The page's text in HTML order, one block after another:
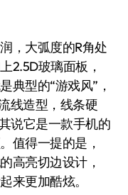
，大弧度的R角处
2.5D玻璃面板，
典型的“游戏风”，
线造型，线条硬
说它是一款手机的
值得一提的是，
高亮切边设计，
来更加酷炫。